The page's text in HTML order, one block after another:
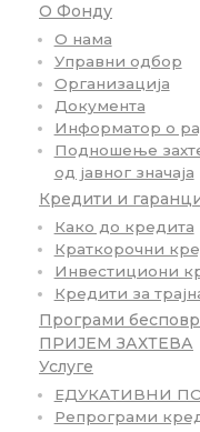
О Фонду
О нама
Управни одбор
Организација
Документа
Информатор о
Подношење
од јавног значаја
Кредити и
Како до кредита
Краткорочни
Инвестициони
Кредити за
Програми
ПРИЈЕМ ЗАХТЕВА
Услуге
ЕДУКАТИВНИ
Репрограми